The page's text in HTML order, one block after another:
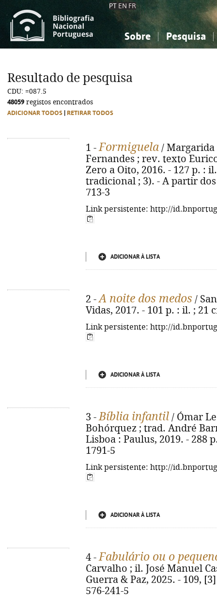
PT EN FR
Sobre Pesquisa
Ciências sociais...
Ciências sociais...
Resultado de pesquisa
CDU: =087.5
48059 registos encontrados
ADICIONAR TODOS RETIRAR TODOS
1 -Formiguela / Margarida
Fernandes ; rev. texto
Zero a Oito, 2016. - 127 p. :
tradicional ; 3). - A partir dos
713-3
Link persistente: http://
ADICIONAR À LISTA
2 -A noite dos medos /
Vidas, 2017. - 101 p. : il. ; 21
Link persistente: http://
ADICIONAR À LISTA
3 -Bíblia infantil / Ómar
Bohórquez ; trad. André
Lisboa : Paulus, 2019. - 288
1791-5
Link persistente: http://
ADICIONAR À LISTA
4 -Fabulário ou o
Carvalho ; il. José Manuel
Guerra & Paz, 2025. - 109,
576-241-5